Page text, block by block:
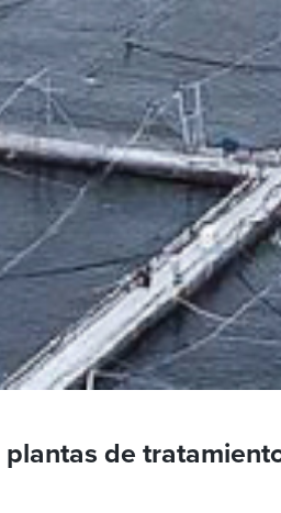
de